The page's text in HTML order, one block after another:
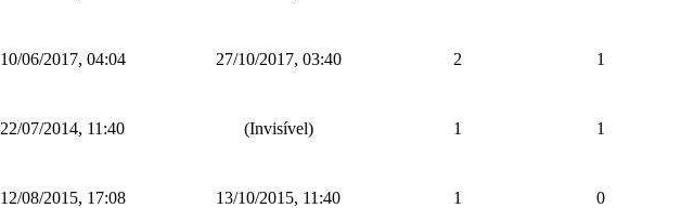
10/06/2017, 04:04 27/10/2017, 03:40 2 1
22/07/2014, 11:40 (Invisível) 1 1
12/08/2015, 17:08 13/10/2015, 11:40 1 0